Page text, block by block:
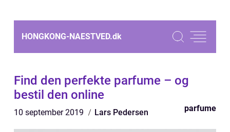
HONGKONG-NAESTVED.dk
Find den perfekte parfume – og
bestil den online
10 september 2019 Lars Pedersen parfume